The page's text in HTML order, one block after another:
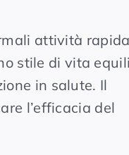
attività
stile di vita
in salute. Il
l’efficacia del